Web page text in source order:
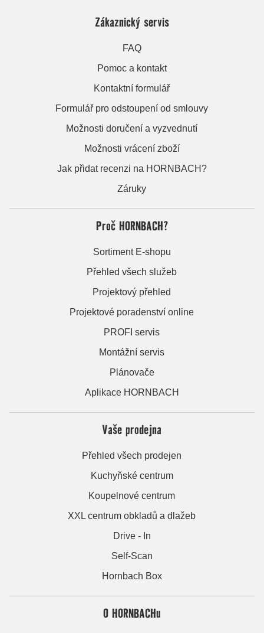
Zákaznický servis
FAQ
Pomoc a kontakt
Kontaktní formulář
Formulář pro odstoupení od smlouvy
Možnosti doručení a vyzvednutí
Možnosti vrácení zboží
Jak přidat recenzi na HORNBACH?
Záruky
Proč HORNBACH?
Sortiment E-shopu
Přehled všech služeb
Projektový přehled
Projektové poradenství online
PROFI servis
Montážní servis
Plánovače
Aplikace HORNBACH
Vaše prodejna
Přehled všech prodejen
Kuchyňské centrum
Koupelnové centrum
XXL centrum obkladů a dlažeb
Drive - In
Self-Scan
Hornbach Box
O HORNBACHu